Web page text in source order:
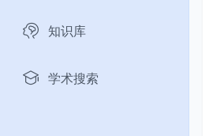
知识库
学术搜索